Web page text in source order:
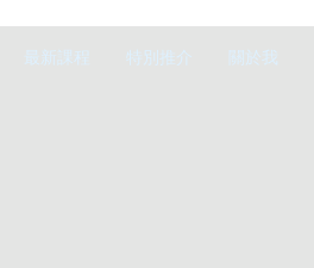
最新課程 特別推介 關於我